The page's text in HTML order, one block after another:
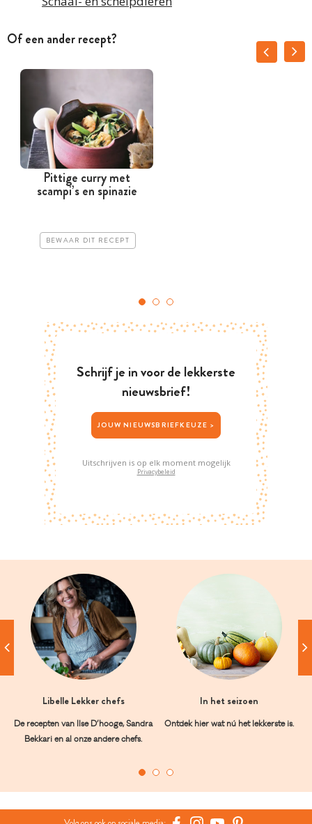
Of een ander recept?
Pittige curry met
scampi’s en spinazie
BEWAAR DIT RECEPT
Schrijf je in voor de lekkerste
nieuwsbrief!
JOUW NIEUWSBRIEFKEUZE >
Uitschrijven is op elk moment mogelijk
Privacybeleid
Libelle Lekker chefs
De recepten van Ilse D’hooge, Sandra
Bekkari en al onze andere chefs.
In het seizoen
Ontdek hier wat nú het lekkerste is.